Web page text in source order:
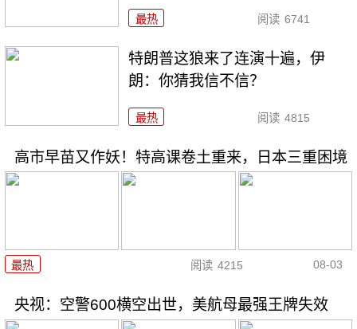
最热 阅读 6741
特朗普这狼来了连演十遍，伊
朗：你猜我信不信？
最热 阅读 4815
高市早苗又作妖！特高课卷土重来，日本三重困境
最热 阅读 4215 08-03
央视：空警600横空出世，美航母最强王牌失效